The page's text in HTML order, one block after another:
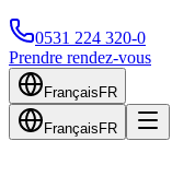
0531 224 320-0
Prendre rendez-vous
Français FR
Français FR